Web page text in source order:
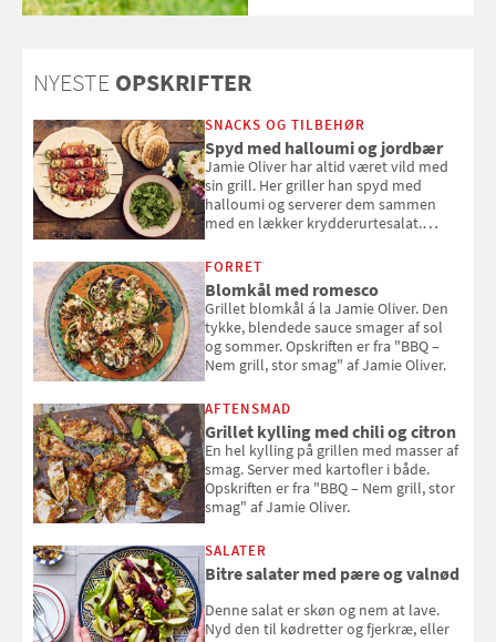
NYESTE OPSKRIFTER
SNACKS OG TILBEHØR
Spyd med halloumi og jordbær
Jamie Oliver har altid været vild med
sin grill. Her griller han spyd med
halloumi og serverer dem sammen
med en lækker krydderurtesalat.
smag" af Jamie Oliver.
FORRET
Blomkål med romesco
Grillet blomkål á la Jamie Oliver. Den
tykke, blendede sauce smager af sol
og sommer. Opskriften er fra "BBQ –
Nem grill, stor smag" af Jamie Oliver.
AFTENSMAD
Grillet kylling med chili og citron
En hel kylling på grillen med masser af
smag. Server med kartofler i både.
Opskriften er fra "BBQ – Nem grill, stor
smag" af Jamie Oliver.
SALATER
Bitre salater med pære og valnød
Denne salat er skøn og nem at lave.
Nyd den til kødretter og fjerkræ, eller